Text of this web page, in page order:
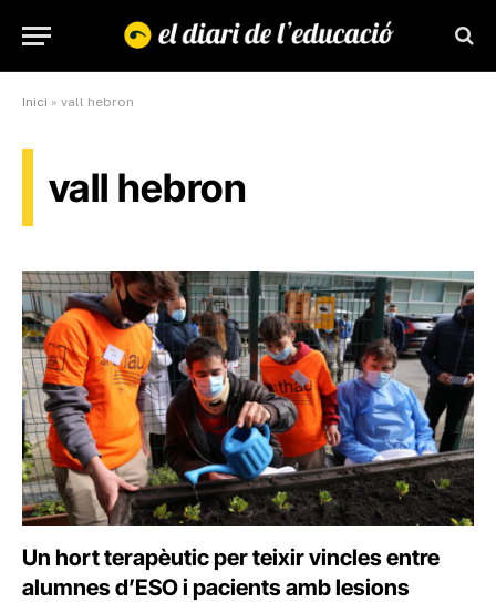
Inici » vall hebron
vall hebron
Un hort terapèutic per teixir vincles entre
alumnes d’ESO i pacients amb lesions